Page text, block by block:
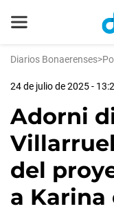
Diarios Bonaerenses>
24 de julio de 2025 -
Adorni
del
a Karina